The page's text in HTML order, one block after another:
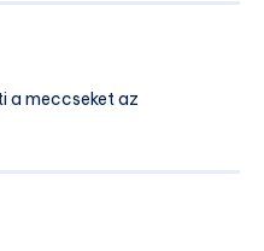
a meccseket az